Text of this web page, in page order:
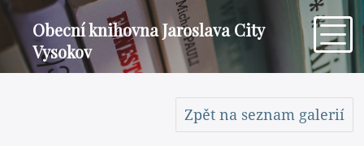
Obecní knihovna Jaroslava City
Vysokov
Zpět na seznam galerií